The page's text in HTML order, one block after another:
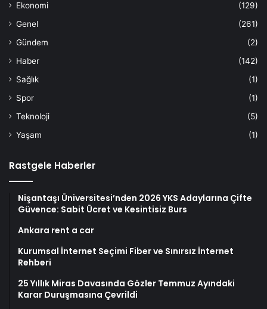
Ekonomi
(129)
Genel
(261)
Gündem
(2)
Haber
(142)
Sağlık
(1)
Spor
(1)
Teknoloji
(5)
Yaşam
(1)
Rastgele Haberler
Nişantaşı Üniversitesi’nden 2026 YKS Adaylarına Çifte
Güvence: Sabit Ücret ve Kesintisiz Burs
Ankara rent a car
Kurumsal İnternet Seçimi Fiber ve Sınırsız İnternet
Rehberi
25 Yıllık Miras Davasında Gözler Temmuz Ayındaki
Karar Duruşmasına Çevrildi